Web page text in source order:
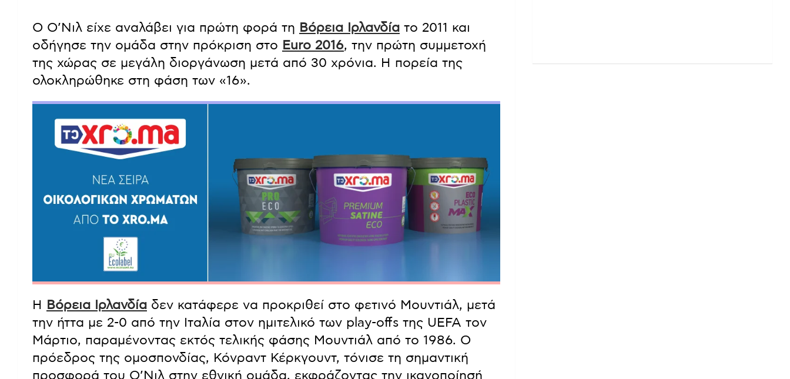
Ο Ο’Νιλ είχε αναλάβει για πρώτη φορά τη Βόρεια Ιρλανδία το 2011 και
οδήγησε την ομάδα στην πρόκριση στο Euro 2016, την πρώτη συμμετοχή
της χώρας σε μεγάλη διοργάνωση μετά από 30 χρόνια. Η πορεία της
ολοκληρώθηκε στη φάση των «16».
Η Βόρεια Ιρλανδία δεν κατάφερε να προκριθεί στο φετινό Μουντιάλ, μετά
την ήττα με 2-0 από την Ιταλία στον ημιτελικό των play-offs της UEFA τον
Μάρτιο, παραμένοντας εκτός τελικής φάσης Μουντιάλ από το 1986. Ο
πρόεδρος της ομοσπονδίας, Κόνραντ Κέρκγουντ, τόνισε τη σημαντική
προσφορά του Ο’Νιλ στην εθνική ομάδα, εκφράζοντας την ικανοποίησή